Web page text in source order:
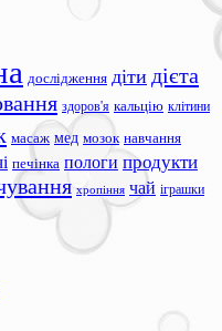
дослідження діти дієта
здоров'я кальцію клітини
масаж мед мозок навчання
печінка пологи продукти
хропіння чай іграшки